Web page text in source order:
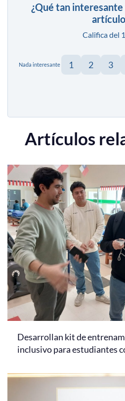
¿Qué tan
Califica del
Nada interesante 1 2 3
Artículos
Desarrollan kit de
inclusivo para estudiantes